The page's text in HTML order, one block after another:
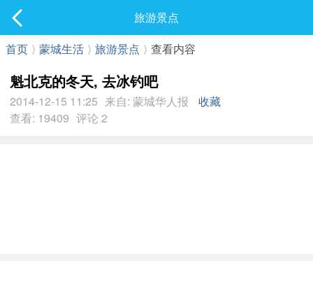
最新发表
旅游景点
首页 ⟩ 蒙城生活 ⟩ 旅游景点 ⟩ 查看内容
魁北克的冬天, 去冰钓吧
2014-12-15 11:25 来自: 蒙城华人报
收藏
查看: 19409 评论 2